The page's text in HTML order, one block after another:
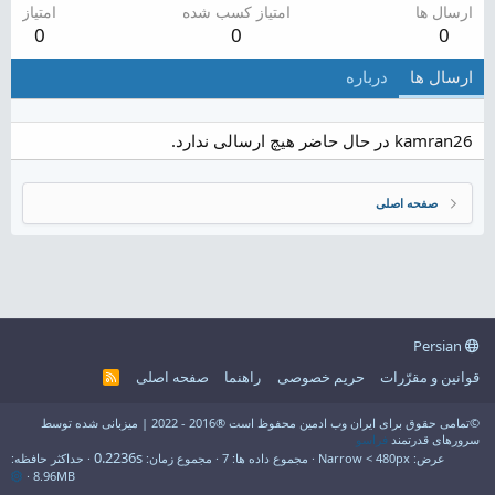
ارسال ها
0
امتیاز کسب شده
0
امتیاز
0
ارسال ها درباره
kamran26 در حال حاضر هیچ ارسالی ندارد.
صفحه اصلی
قوانین و مقرّرات
حریم خصوصی راهنما صفحه اصلی
R
©تمامی حقوق برای ایران وب ادمین محفوظ است ®2016 - 2022 | میزبانی شده توسط
سرورهای قدرتمند فراسو
عرض
مجموع داده ها 7 مجموع زمان 0.2236s
حداکثر حافظه
8.96MB